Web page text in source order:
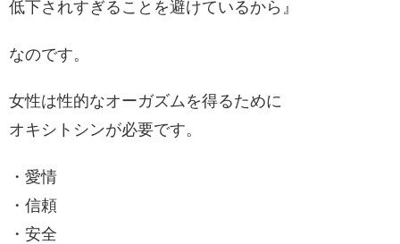
低下されすぎることを避けているから』
なのです。
女性は性的なオーガズムを得るために
オキシトシンが必要です。
・愛情
・信頼
・安全